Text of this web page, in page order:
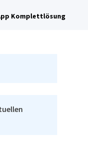
Komplettlösung